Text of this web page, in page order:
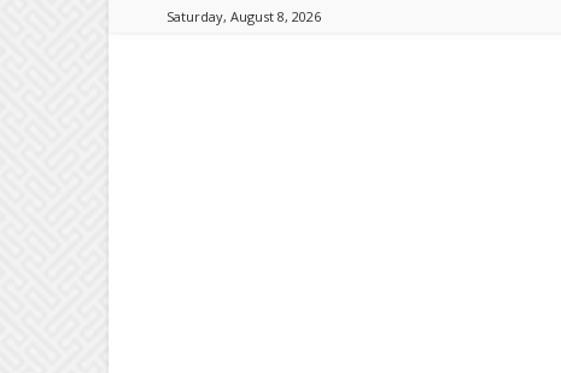
Saturday, August 8, 2026